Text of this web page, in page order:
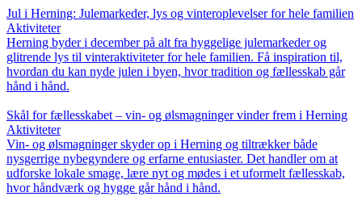
Jul i Herning: Julemarkeder, lys og vinteroplevelser for hele familien
Aktiviteter
Herning byder i december på alt fra hyggelige julemarkeder og
glitrende lys til vinteraktiviteter for hele familien. Få inspiration til,
hvordan du kan nyde julen i byen, hvor tradition og fællesskab går
hånd i hånd.
Skål for fællesskabet – vin- og ølsmagninger vinder frem i Herning
Aktiviteter
Vin- og ølsmagninger skyder op i Herning og tiltrækker både
nysgerrige nybegyndere og erfarne entusiaster. Det handler om at
udforske lokale smage, lære nyt og mødes i et uformelt fællesskab,
hvor håndværk og hygge går hånd i hånd.